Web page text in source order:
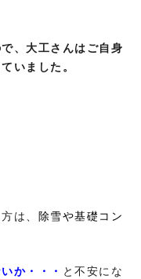
、 大工さんはご自身
いました。
は、 除雪や基礎コン
か・・・ と不安にな